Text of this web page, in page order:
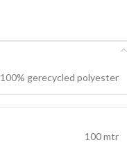
100% gerecycled polyester
100 mtr